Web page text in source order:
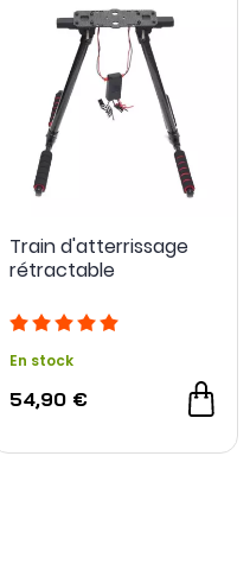
Train d'atterrissage
rétractable
En stock
54,90 €